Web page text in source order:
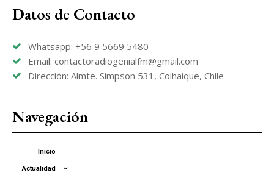
Datos de Contacto
Whatsapp: +56 9 5669 5480
Email: contactoradiogenialfm@gmail.com
Dirección: Almte. Simpson 531, Coihaique, Chile
Navegación
Inicio
Actualidad